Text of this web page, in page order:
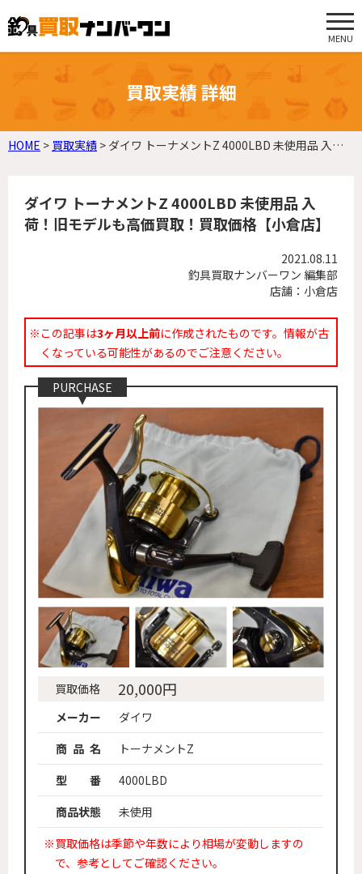
MENU
買取実績 詳細
HOME > 買取実績 > ダイワ トーナメントZ 4000LBD 未使用品 入荷！旧モデルも高価買取！買取価格【小倉店】
ダイワ トーナメントZ 4000LBD 未使用品 入
荷！旧モデルも高価買取！買取価格【小倉店】
2021.08.11
釣具買取ナンバーワン 編集部
店舗：小倉店
※この記事は3ヶ月以上前に作成されたものです。情報が古
くなっている可能性があるのでご注意ください。
PURCHASE
買取価格 20,000円
メーカー
ダイワ
商 品 名
トーナメントZ
型 番
4000LBD
商品状態
未使用
※買取価格は季節や年数により相場が変動しますの
で、参考としてご確認ください。